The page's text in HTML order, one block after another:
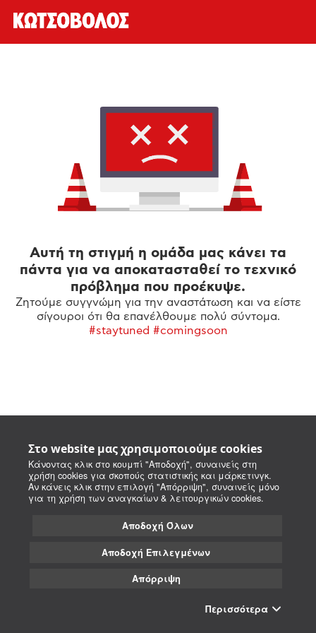
Στο website μας χρησιμοποιούμε cookies
Κάνοντας κλικ στο κουμπί "Αποδοχή", συναινείς στη
χρήση cookies για σκοπούς στατιστικής και μάρκετινγκ.
Αν κάνεις κλικ στην επιλογή "Απόρριψη", συναινείς μόνο
για τη χρήση των αναγκαίων & λειτουργικών cookies.
Αποδοχή Όλων
Αποδοχή Επιλεγμένων
Απόρριψη
Περισσότερα
Αυτή τη στιγμή η ομάδα μας κάνει τα
πάντα για να αποκατασταθεί το τεχνικό
πρόβλημα που προέκυψε.
Ζητούμε συγγνώμη για την αναστάτωση και να είστε
σίγουροι ότι θα επανέλθουμε πολύ σύντομα.
#staytuned #comingsoon